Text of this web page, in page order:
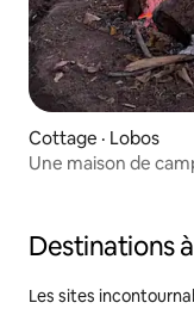
Cottage · Lobos
Une maison de
Destinations
Les sites